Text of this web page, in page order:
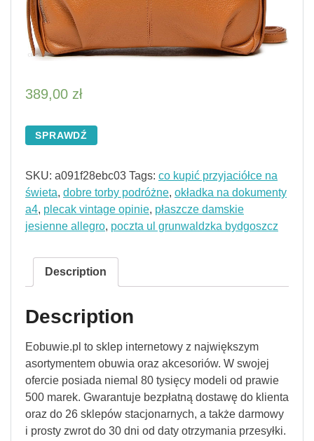
389,00 zł
SPRAWDŹ
SKU: a091f28ebc03 Tags: co kupić przyjaciółce na
świeta, dobre torby podróżne, okładka na dokumenty
a4, plecak vintage opinie, płaszcze damskie
jesienne allegro, poczta ul grunwaldzka bydgoszcz
Description
Description
Eobuwie.pl to sklep internetowy z największym
asortymentem obuwia oraz akcesoriów. W swojej
ofercie posiada niemal 80 tysięcy modeli od prawie
500 marek. Gwarantuje bezpłatną dostawę do klienta
oraz do 26 sklepów stacjonarnych, a także darmowy
i prosty zwrot do 30 dni od daty otrzymania przesyłki.